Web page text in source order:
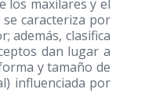
los maxilares y el
caracteriza por
además, clasifica
dan lugar a
y tamaño de
influenciada por